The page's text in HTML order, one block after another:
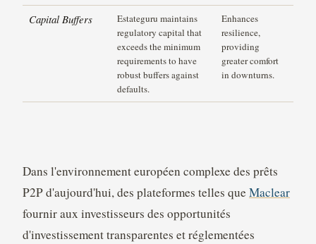
Capital Buffers
Estateguru maintains
regulatory capital that
exceeds the minimum
requirements to have
robust buffers against
defaults.
Enhances
resilience,
providing
greater comfort
in downturns.
Dans l'environnement européen complexe des prêts
P2P d'aujourd'hui, des plateformes telles que Maclear
fournir aux investisseurs des opportunités
d'investissement transparentes et réglementées